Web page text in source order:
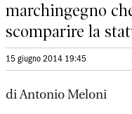
marchingegno
scomparire la
15 giugno 2014 19:45
di Antonio Meloni